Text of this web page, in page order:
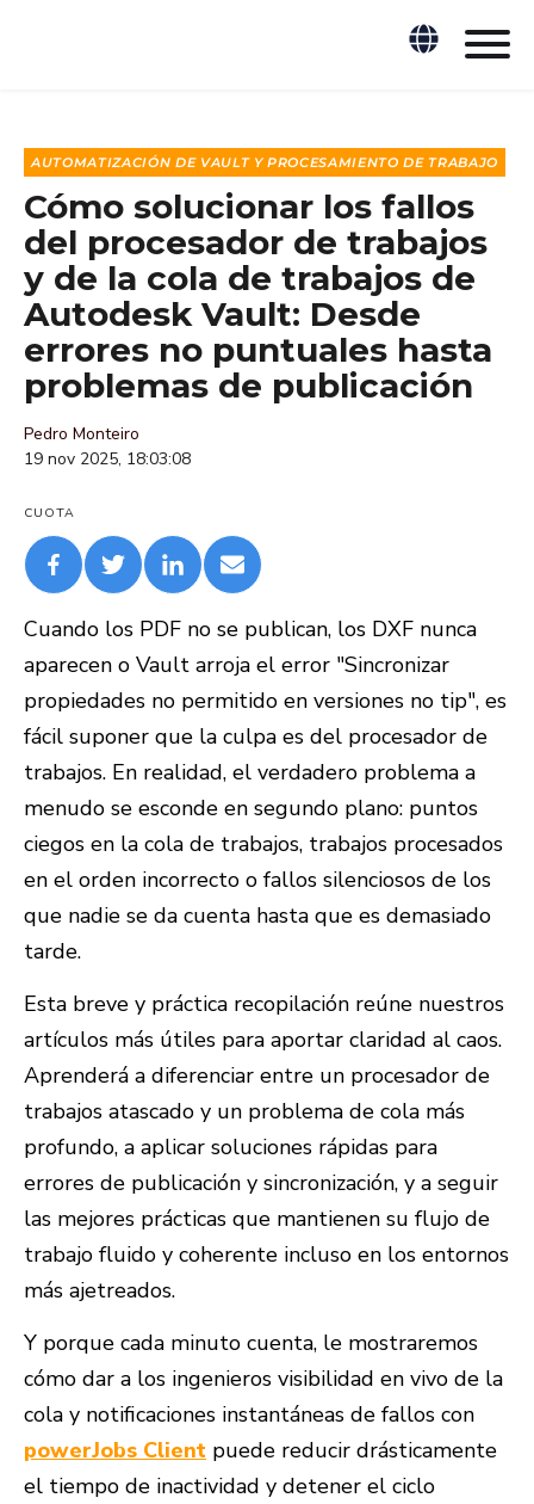
AUTOMATIZACIÓN DE VAULT Y PROCESAMIENTO DE TRABAJO
Cómo solucionar los fallos
del procesador de trabajos
y de la cola de trabajos de
Autodesk Vault: Desde
errores no puntuales hasta
problemas de publicación
Pedro Monteiro
19 nov 2025, 18:03:08
CUOTA
Cuando los PDF no se publican, los DXF nunca
aparecen o Vault arroja el error "Sincronizar
propiedades no permitido en versiones no tip", es
fácil suponer que la culpa es del procesador de
trabajos. En realidad, el verdadero problema a
menudo se esconde en segundo plano: puntos
ciegos en la cola de trabajos, trabajos procesados
en el orden incorrecto o fallos silenciosos de los
que nadie se da cuenta hasta que es demasiado
tarde.
Esta breve y práctica recopilación reúne nuestros
artículos más útiles para aportar claridad al caos.
Aprenderá a diferenciar entre un procesador de
trabajos atascado y un problema de cola más
profundo, a aplicar soluciones rápidas para
errores de publicación y sincronización, y a seguir
las mejores prácticas que mantienen su flujo de
trabajo fluido y coherente incluso en los entornos
más ajetreados.
Y porque cada minuto cuenta, le mostraremos
cómo dar a los ingenieros visibilidad en vivo de la
cola y notificaciones instantáneas de fallos con
powerJobs Client puede reducir drásticamente
el tiempo de inactividad y detener el ciclo